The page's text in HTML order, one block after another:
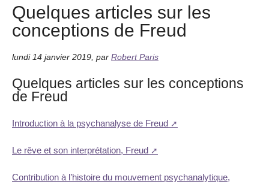
Quelques articles sur les
conceptions de Freud
lundi 14 janvier 2019 par Robert Paris
Quelques articles sur les conceptions
de Freud
Introduction à la psychanalyse de Freud
Le rêve et son interprétation, Freud
Contribution à l’histoire du mouvement psychanalytique,